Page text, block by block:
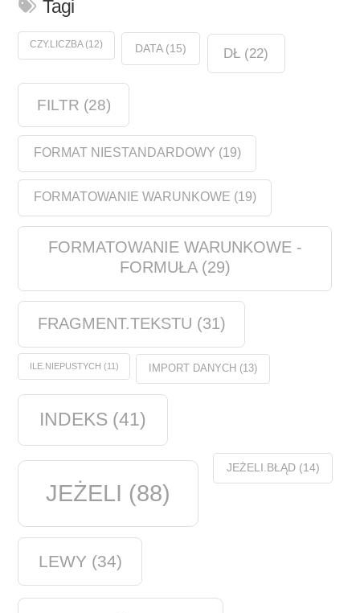
Tagi
CZY.LICZBA(12) DATA(15) DŁ (22)
FILTR (28)
FORMAT NIESTANDARDOWY (19)
FORMATOWANIE WARUNKOWE (19)
FORMATOWANIE WARUNKOWE -
FORMUŁA(29)
FRAGMENT.TEKSTU (31)
ILE.NIEPUSTYCH (11) IMPORT DANYCH(13)
INDEKS (41)
JEŻELI (88)
JEŻELI.BŁĄD(14)
LEWY (34)